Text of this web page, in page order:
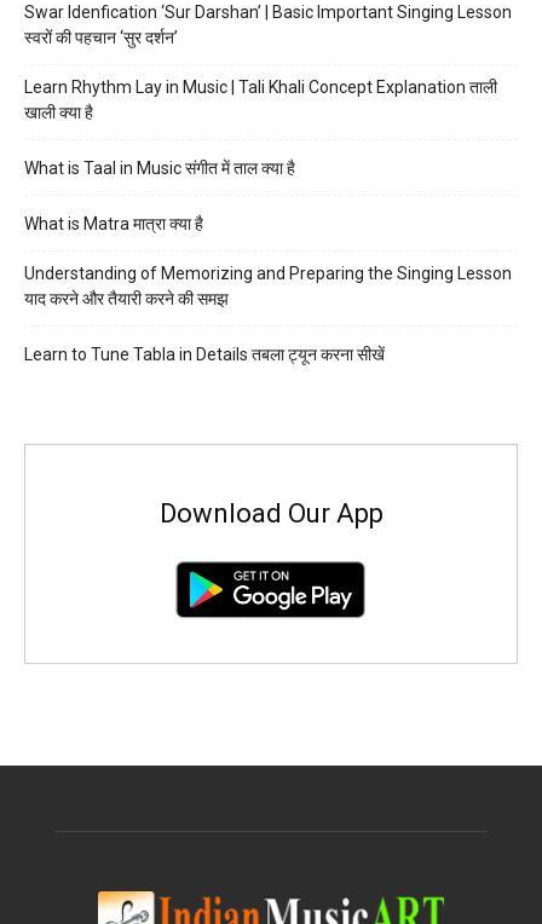
Swar Idenfication ‘Sur Darshan’ | Basic Important Singing Lesson
स्वरों की पहचान ‘सुर दर्शन’
Learn Rhythm Lay in Music | Tali Khali Concept Explanation ताली
खाली क्या है
What is Taal in Music संगीत में ताल क्या है
What is Matra मात्रा क्या है
Understanding of Memorizing and Preparing the Singing Lesson
याद करने और तैयारी करने की समझ
Learn to Tune Tabla in Details तबला ट्यून करना सीखें
Download Our App